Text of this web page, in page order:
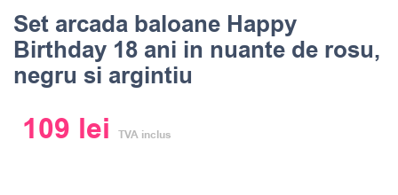
Set arcada baloane Happy
Birthday 18 ani in nuante de rosu,
negru si argintiu
109 lei TVA inclus